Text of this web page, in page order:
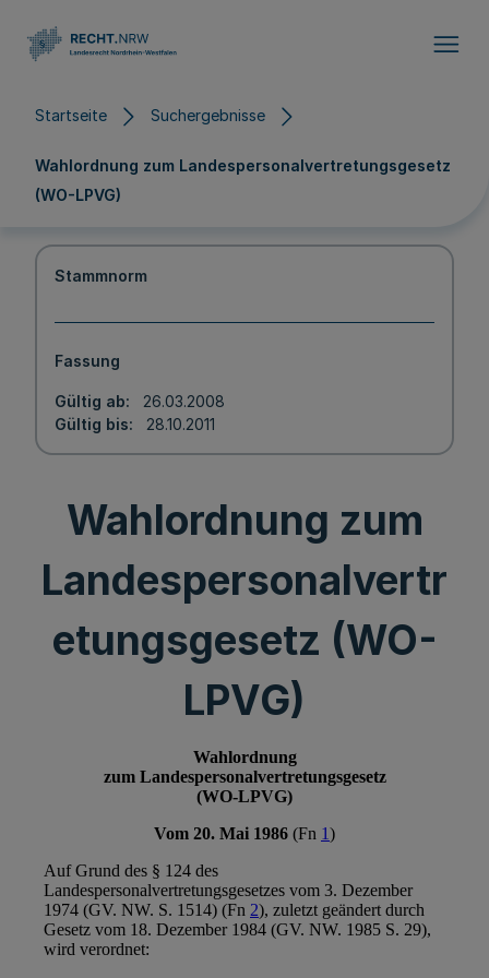
Startseite Suchergebnisse
Wahlordnung zum Landespersonalvertretungsgesetz
(WO-LPVG)
Stammnorm
Fassung
Gültig ab
26.03.2008
Gültig bis
28.10.2011
Wahlordnung zum
Landespersonalvertr
etungsgesetz (WO-
LPVG)